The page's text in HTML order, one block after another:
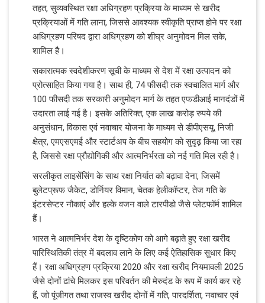
तहत, सुव्यवस्थित रक्षा अधिग्रहण प्रक्रिया के माध्यम से खरीद
प्रक्रियाओं में गति लाना, जिससे आवश्यक स्वीकृति प्राप्त होने पर रक्षा
अधिग्रहण परिषद द्वारा अधिग्रहण को शीघ्र अनुमोदन मिल सके,
शामिल है।
सकारात्मक स्वदेशीकरण सूची के माध्यम से देश में रक्षा उत्पादन को
प्रोत्साहित किया गया है। साथ ही, 74 फीसदी तक स्वचालित मार्ग और
100 फीसदी तक सरकारी अनुमोदन मार्ग के तहत एफडीआई मानदंडों में
उदारता लाई गई है। इसके अतिरिक्त, एक लाख करोड़ रुपये की
अनुसंधान, विकास एवं नवाचार योजना के माध्यम से डीपीएसयू, निजी
क्षेत्र, एमएसएमई और स्टार्टअप के बीच सहयोग को सुदृढ़ किया जा रहा
है, जिससे रक्षा प्रौद्योगिकी और आत्मनिर्भरता को नई गति मिल रही है।
सरलीकृत लाइसेंसिंग के साथ रक्षा निर्यात को बढ़ावा देना, जिसमें
बुलेटप्रूफ जैकेट, डोर्नियर विमान, चेतक हेलीकॉप्टर, तेज गति के
इंटरसेप्टर नौकाएं और हल्के वजन वाले टारपीडो जैसे प्लेटफॉर्म शामिल
हैं।
भारत ने आत्मनिर्भर देश के दृष्टिकोण को आगे बढ़ाते हुए रक्षा खरीद
पारिस्थितिकी तंत्र में बदलाव लाने के लिए कई ऐतिहासिक सुधार किए
हैं। रक्षा अधिग्रहण प्रक्रिया 2020 और रक्षा खरीद नियमावली 2025
जैसे दोनों ढांचे मिलकर इस परिवर्तन की मेरुदंड के रूप में कार्य कर रहे
हैं, जो पूंजीगत तथा राजस्व खरीद दोनों में गति, पारदर्शिता, नवाचार एवं